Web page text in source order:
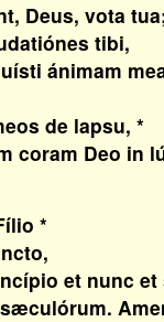
Deus, vota
tibi,
ánimam
de lapsu, *
Deo in
*
et nunc et